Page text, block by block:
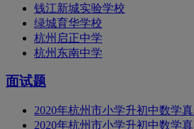
钱江新城实验学校
绿城育华学校
杭州启正中学
杭州东南中学
面试题
2020年杭州市小学升初中数学
2020年杭州市小学升初中数学